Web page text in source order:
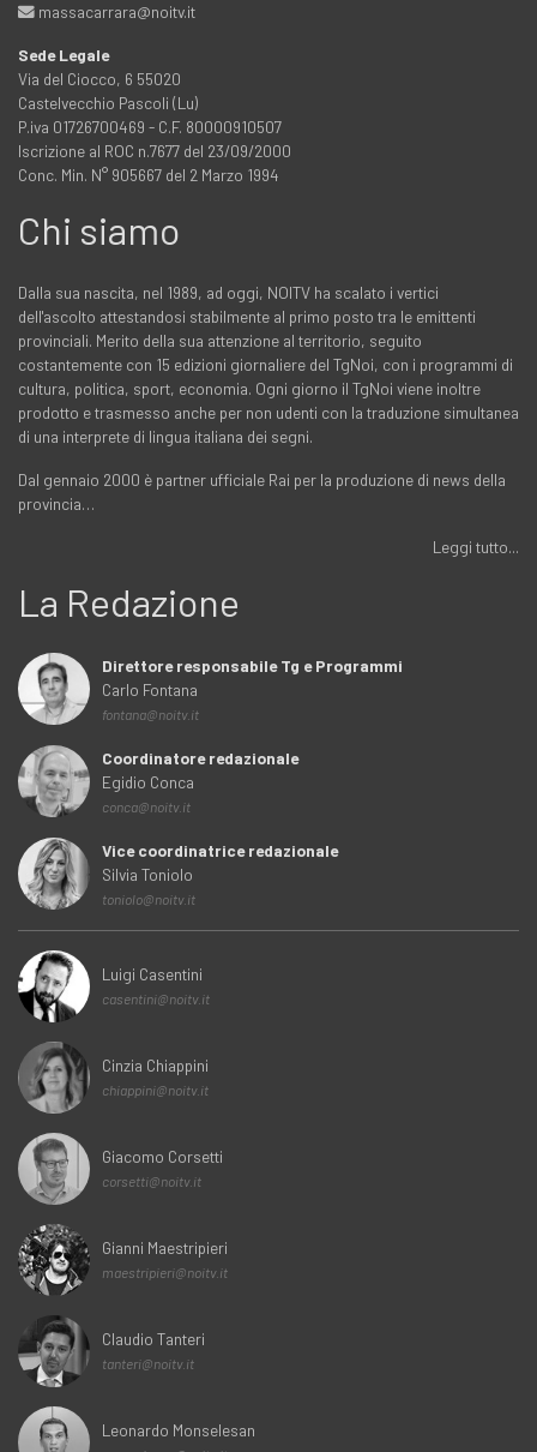
massacarrara@noitv.it
Sede Legale
Via del Ciocco, 6 55020
Castelvecchio Pascoli (Lu)
P.iva 01726700469 - C.F. 80000910507
Iscrizione al ROC n.7677 del 23/09/2000
Conc. Min. N° 905667 del 2 Marzo 1994
Chi siamo
Dalla sua nascita, nel 1989, ad oggi, NOITV ha scalato i vertici
dell'ascolto attestandosi stabilmente al primo posto tra le emittenti
provinciali. Merito della sua attenzione al territorio, seguito
costantemente con 15 edizioni giornaliere del TgNoi, con i programmi di
cultura, politica, sport, economia. Ogni giorno il TgNoi viene inoltre
prodotto e trasmesso anche per non udenti con la traduzione simultanea
di una interprete di lingua italiana dei segni.
Dal gennaio 2000 è partner ufficiale Rai per la produzione di news della
provincia…
Leggi tutto...
La Redazione
Direttore responsabile Tg e Programmi
Carlo Fontana
fontana@noitv.it
Coordinatore redazionale
Egidio Conca
conca@noitv.it
Vice coordinatrice redazionale
Silvia Toniolo
toniolo@noitv.it
Luigi Casentini
casentini@noitv.it
Cinzia Chiappini
chiappini@noitv.it
Giacomo Corsetti
corsetti@noitv.it
Gianni Maestripieri
maestripieri@noitv.it
Claudio Tanteri
tanteri@noitv.it
Leonardo Monselesan